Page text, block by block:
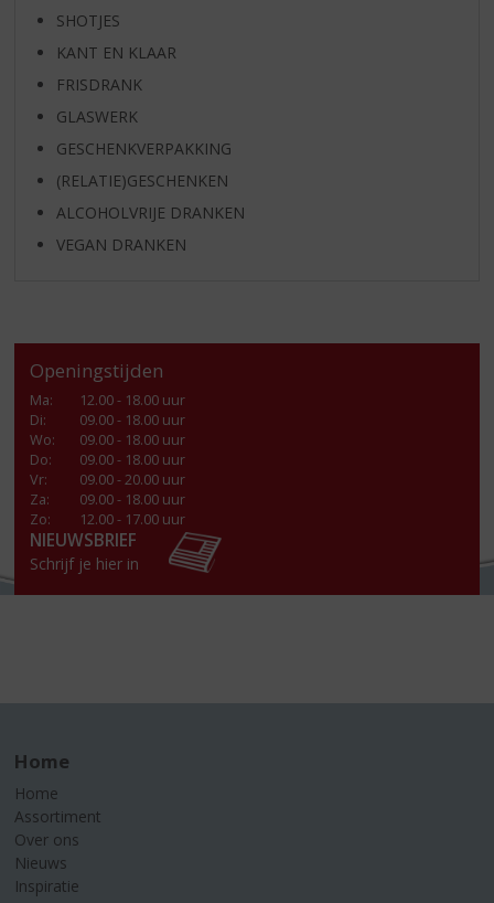
SHOTJES
KANT EN KLAAR
FRISDRANK
GLASWERK
GESCHENKVERPAKKING
(RELATIE)GESCHENKEN
ALCOHOLVRIJE DRANKEN
VEGAN DRANKEN
Openingstijden
Ma:
12.00 - 18.00 uur
Di:
09.00 - 18.00 uur
Wo:
09.00 - 18.00 uur
Do:
09.00 - 18.00 uur
Vr:
09.00 - 20.00 uur
Za:
09.00 - 18.00 uur
Zo:
12.00 - 17.00 uur
NIEUWSBRIEF
Schrijf je hier in
Home
Home
Assortiment
Over ons
Nieuws
Inspiratie